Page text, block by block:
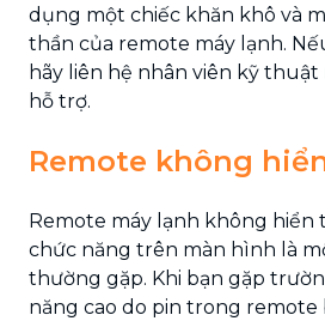
dụng một chiếc khăn khô và
thần của remote máy lạnh.
hãy liên hệ nhân viên kỹ
hỗ trợ.
Remote không
Remote máy lạnh không hiển
chức năng trên màn hình là
thường gặp. Khi bạn gặp
năng cao do pin trong remote